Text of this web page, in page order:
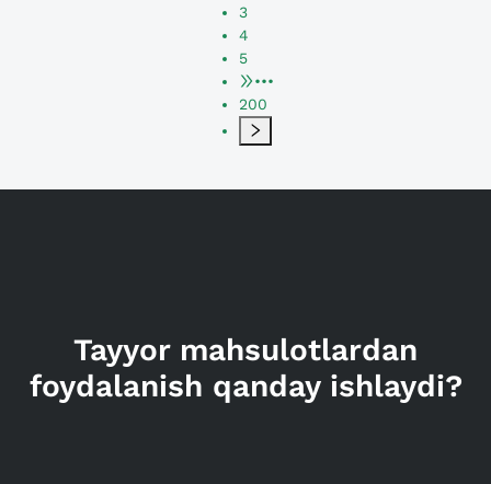
3
4
5
•••
200
Tayyor mahsulotlardan
foydalanish qanday ishlaydi?